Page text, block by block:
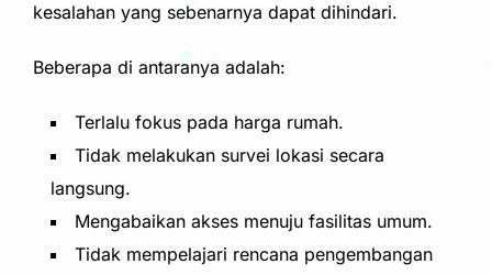
kesalahan yang sebenarnya dapat dihindari.
Beberapa di antaranya adalah:
Terlalu fokus pada harga rumah.
Tidak melakukan survei lokasi secara
langsung.
Mengabaikan akses menuju fasilitas umum.
Tidak mempelajari rencana pengembangan